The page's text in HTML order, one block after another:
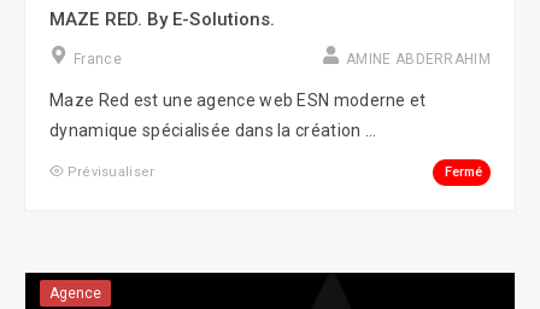
MAZE RED. By E-Solutions.
France AMINE ABDERRAHIM
Maze Red est une agence web ESN moderne et
dynamique spécialisée dans la création ...
Prévisualiser Fermé
Agence